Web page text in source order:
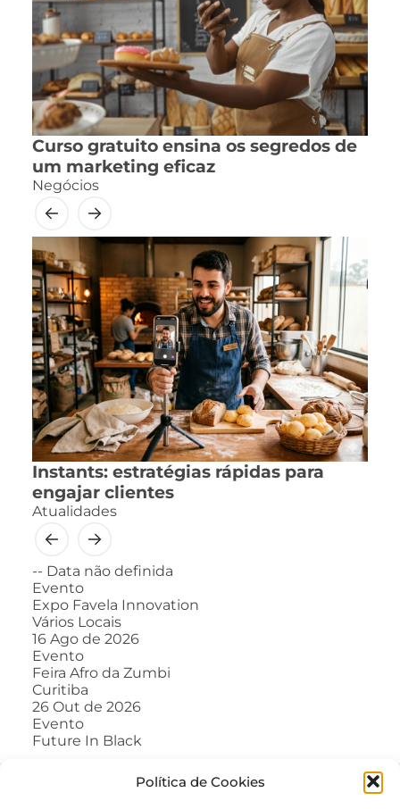
Política de Cookies
Curso gratuito ensina os segredos de
um marketing eficaz
Negócios
Instants: estratégias rápidas para
engajar clientes
Atualidades
-- Data não definida
Evento
Expo Favela Innovation
Vários Locais
16 Ago de 2026
Evento
Feira Afro da Zumbi
Curitiba
26 Out de 2026
Evento
Future In Black